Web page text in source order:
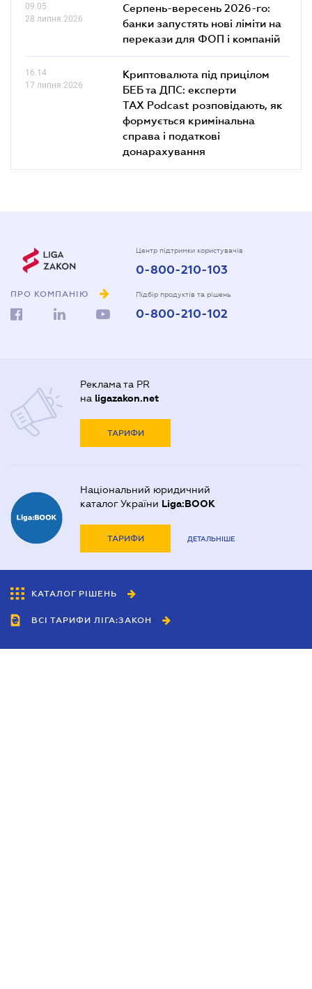
09.05
28 липня 2026
Серпень-вересень 2026-го:
банки запустять нові ліміти на
перекази для ФОП і компаній
16.14
17 липня 2026
Криптовалюта під прицілом
БЕБ та ДПС: експерти
TAX Podcast розповідають, як
формується кримінальна
справа і податкові
донарахування
ПРО КОМПАНІЮ
Центр підтримки користувачів
0-800-210-103
Підбір продуктів та рішень
0-800-210-102
Реклама та PR
на ligazakon.net
ТАРИФИ
Національний юридичний
каталог України Liga:BOOK
ТАРИФИ ДЕТАЛЬНІШЕ
КАТАЛОГ РІШЕНЬ
ВСІ ТАРИФИ ЛІГА:ЗАКОН